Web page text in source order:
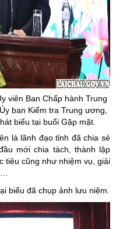
viên Ban Chấp hành Trung
ban Kiểm tra Trung ương,
biểu tại buổi Gặp mặt.
là lãnh đạo tỉnh đã chia sẻ
mới chia tách, thành lập
tiêu cũng như nhiệm vụ, giải
biểu đã chụp ảnh lưu niệm.